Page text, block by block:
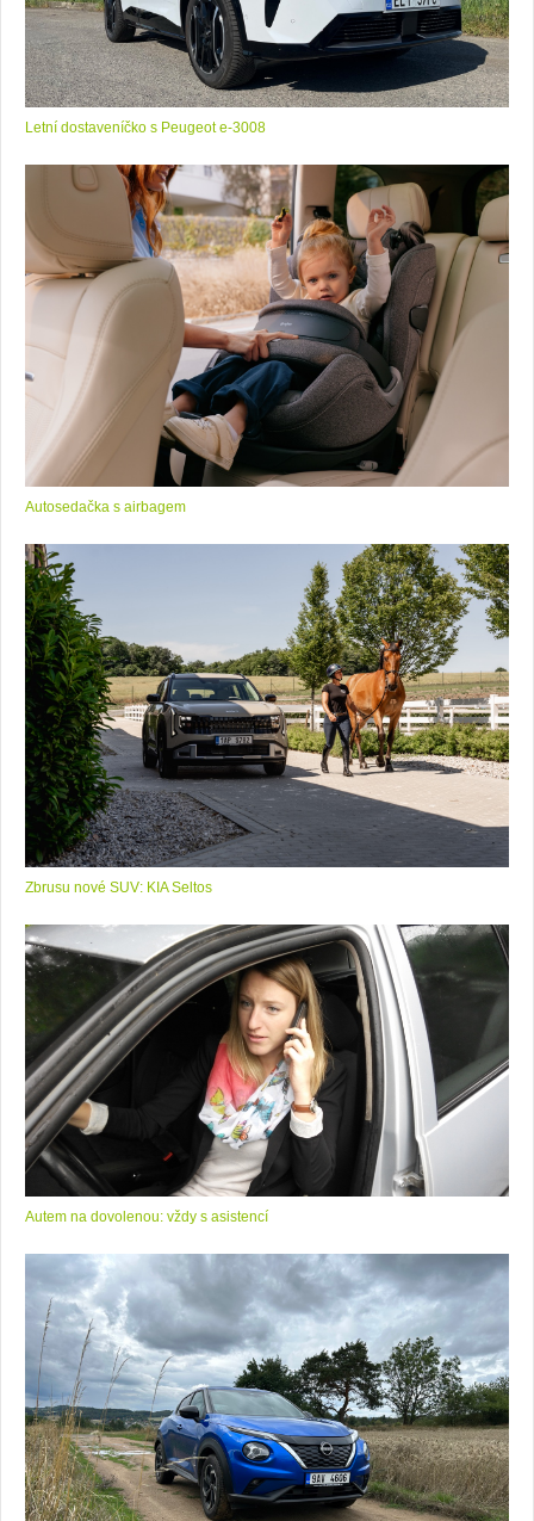
Letní dostaveníčko s Peugeot e-3008
Autosedačka s airbagem
Zbrusu nové SUV: KIA Seltos
Autem na dovolenou: vždy s asistencí